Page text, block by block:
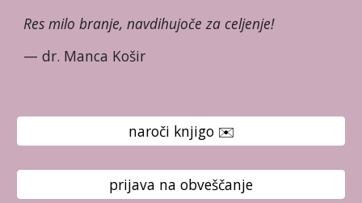
Res milo branje, navdihujoče za celjenje!
— dr. Manca Košir
naroči knjigo ✉️
prijava na obveščanje